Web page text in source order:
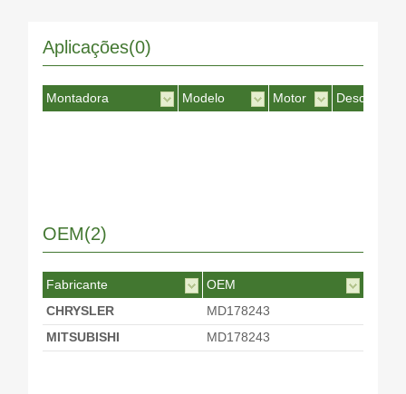
Aplicações(0)
Montadora Modelo Motor Desc. Motor
OEM(2)
Fabricante
OEM
CHRYSLER
MD178243
MITSUBISHI
MD178243